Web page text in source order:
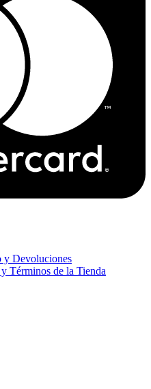
y Devoluciones
Términos de la Tienda